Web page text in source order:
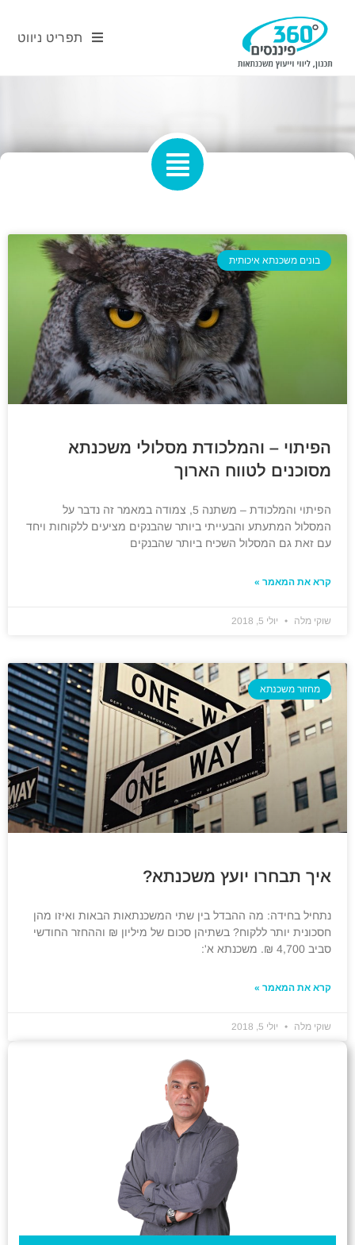
תפריט ניווט
בונים משכנתא איכותית
הפיתוי – והמלכודת מסלולי משכנתא
מסוכנים לטווח הארוך
הפיתוי והמלכודת – משתנה 5, צמודה במאמר זה נדבר על
המסלול המתעתע והבעייתי ביותר שהבנקים מציעים ללקוחות ויחד
עם זאת גם המסלול השכיח ביותר שהבנקים
קרא את המאמר »
שוקי מלה יולי 5, 2018
מחזור משכנתא
איך תבחרו יועץ משכנתא?
נתחיל בחידה: מה ההבדל בין שתי המשכנתאות הבאות ואיזו מהן
חסכונית יותר ללקוח? בשתיהן סכום של מיליון ₪ וההחזר החודשי
סביב 4,700 ₪. משכנתא א':
קרא את המאמר »
שוקי מלה יולי 5, 2018